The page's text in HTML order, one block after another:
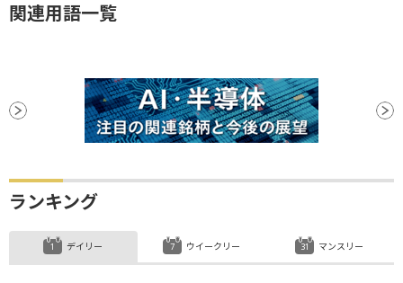
関連用語一覧
ランキング
デイリー ウイークリー マンスリー